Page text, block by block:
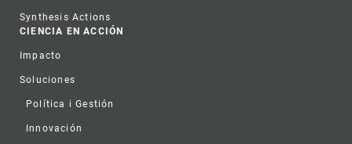
Synthesis Actions
CIENCIA EN ACCIÓN
Impacto
Soluciones
Política i Gestión
Innovación